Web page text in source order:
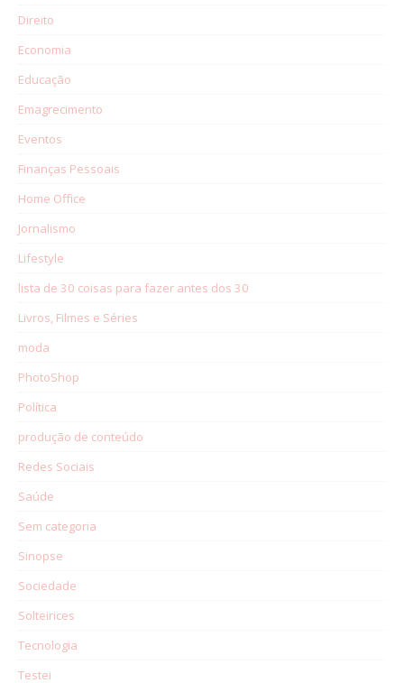
Direito
Economia
Educação
Emagrecimento
Eventos
Finanças Pessoais
Home Office
Jornalismo
Lifestyle
lista de 30 coisas para fazer antes dos 30
Livros, Filmes e Séries
moda
PhotoShop
Política
produção de conteúdo
Redes Sociais
Saúde
Sem categoria
Sinopse
Sociedade
Solteirices
Tecnologia
Testei